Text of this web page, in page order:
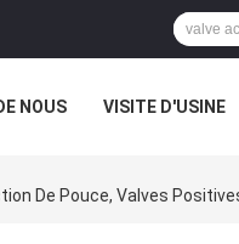
NOUS VISITE D'USINE
De Pouce, Valves